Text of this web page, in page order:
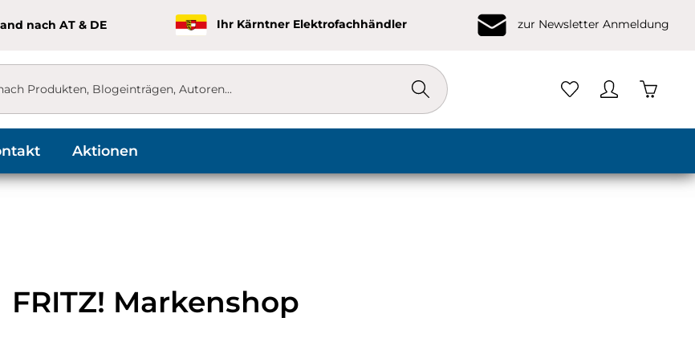
nach AT & DE Ihr Kärntner Elektrofachhändler zur Newsletter Anmeldung
Aktionen
FRITZ! Markenshop